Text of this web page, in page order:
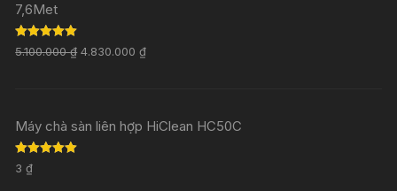
7,6Met
Rated5.00
out of 5
5.100.000₫ 4.830.000₫
Máy chà sàn liên hợp HiClean HC50C
Rated
out of 5
3₫